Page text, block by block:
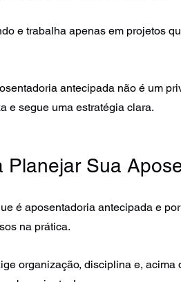
e trabalha apenas em projetos
antecipada não é um
e segue uma estratégia clara.
Planejar Sua
é aposentadoria antecipada e
na prática.
organização, disciplina e, acima